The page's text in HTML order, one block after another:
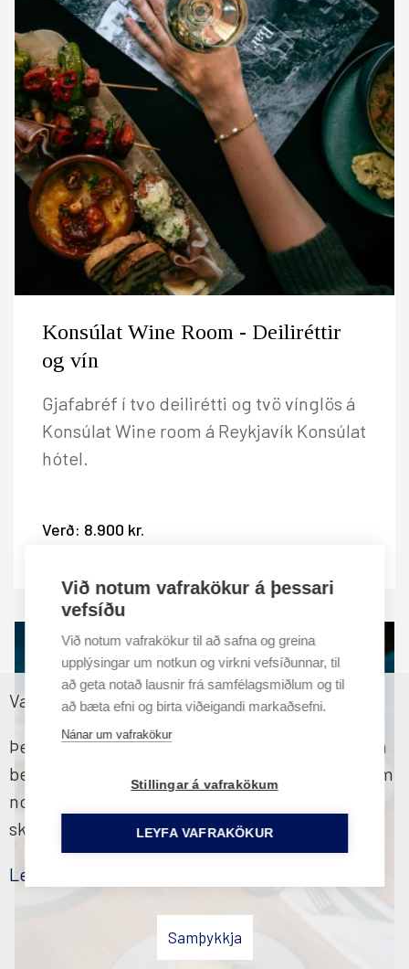
Konsúlat Wine Room - Deiliréttir
og vín
Gjafabréf í tvo deilirétti og tvö vínglös á
Konsúlat Wine room á Reykjavík Konsúlat
hótel.
Verð: 8.900 kr.
Við notum vafrakökur á þessari
vefsíðu
Við notum vafrakökur til að safna og greina
upplýsingar um notkun og virkni vefsíðunnar, til
að geta notað lausnir frá samfélagsmiðlum og til
að bæta efni og birta viðeigandi markaðsefni.
Nánar um vafrakökur
Stillingar á vafrakökum
LEYFA VAFRAKÖKUR
Vafrakökustefna
Þessi vefsíða notar vafrakökur til að tryggja sem
besta upplifun fyrir notendur. Ef þú heldur áfram
notkun þinni á síðunni samþykkir þú vafraköku
skilmála okkar
Lesa nánar
Samþykkja